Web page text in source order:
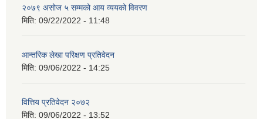
२०७९ असोज ५ सम्मको आय व्ययको विवरण
मिति: 09/22/2022 - 11:48
आन्तरिक लेखा परिक्षण प्रतिवेदन
मिति: 09/06/2022 - 14:25
वित्तिय प्रतिवेदन २०७२
मिति: 09/06/2022 - 13:52